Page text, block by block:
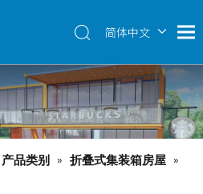
简体中文
产品类别 » 折叠式集装箱房屋 »